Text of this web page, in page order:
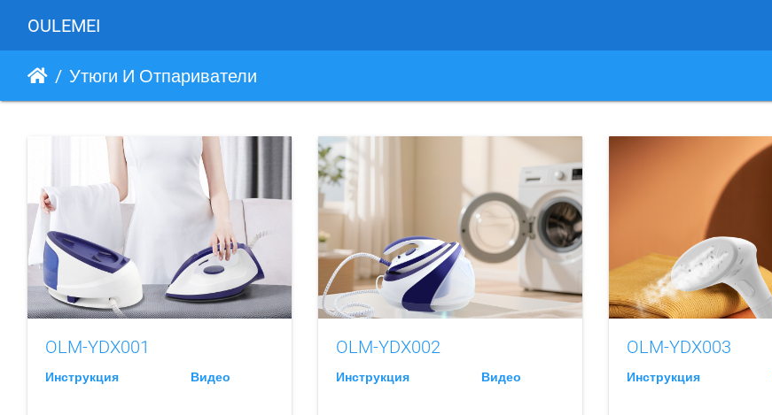
OULEMEI
Утюги И Отпариватели
OLM-YDX001
Инструкция Видео
OLM-YDX002
Инструкция Видео
OLM-YDX003
Инструкция